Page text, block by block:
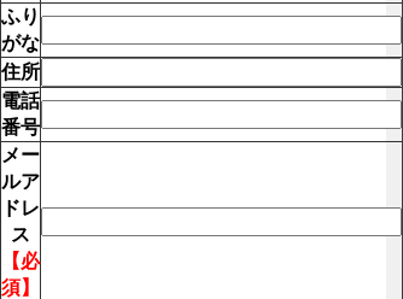
ふり
がな
住所
電話
番号
メー
ルア
ドレ
ス
【必
須】